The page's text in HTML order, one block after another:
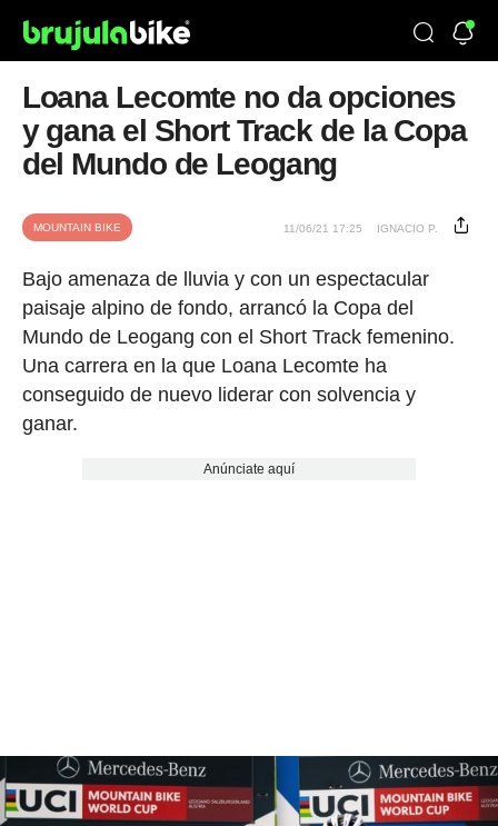
Loana Lecomte no da opciones
y gana el Short Track de la Copa
del Mundo de Leogang
MOUNTAIN BIKE 11/06/21 17:25 IGNACIO P.
Bajo amenaza de lluvia y con un espectacular
paisaje alpino de fondo, arrancó la Copa del
Mundo de Leogang con el Short Track femenino.
Una carrera en la que Loana Lecomte ha
conseguido de nuevo liderar con solvencia y
ganar.
Anúnciate aquí